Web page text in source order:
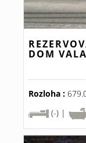
DOM
Rozloha :
(-) |